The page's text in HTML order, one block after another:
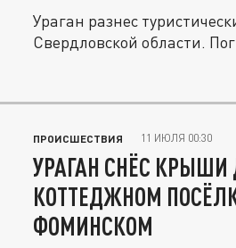
Ураган разнес
Свердловской области.
ПРОИСШЕСТВИЯ 11 ИЮЛЯ 00:30
УРАГАН СНЁС КРЫШИ
КОТТЕДЖНОМ
ФОМИНСКОМ